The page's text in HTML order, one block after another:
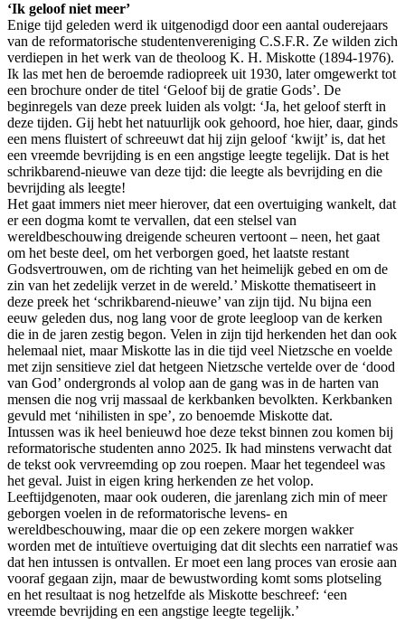
‘Ik geloof niet meer’
Enige tijd geleden werd ik uitgenodigd door een aantal ouderejaars
van de reformatorische studentenvereniging C.S.F.R. Ze wilden zich
verdiepen in het werk van de theoloog K. H. Miskotte (1894-1976).
Ik las met hen de beroemde radiopreek uit 1930, later omgewerkt tot
een brochure onder de titel ‘Geloof bij de gratie Gods’. De
beginregels van deze preek luiden als volgt: ‘Ja, het geloof sterft in
deze tijden. Gij hebt het natuurlijk ook gehoord, hoe hier, daar, ginds
een mens fluistert of schreeuwt dat hij zijn geloof ‘kwijt’ is, dat het
een vreemde bevrijding is en een angstige leegte tegelijk. Dat is het
schrikbarend-nieuwe van deze tijd: die leegte als bevrijding en die
bevrijding als leegte!
Het gaat immers niet meer hierover, dat een overtuiging wankelt, dat
er een dogma komt te vervallen, dat een stelsel van
wereldbeschouwing dreigende scheuren vertoont – neen, het gaat
om het beste deel, om het verborgen goed, het laatste restant
Godsvertrouwen, om de richting van het heimelijk gebed en om de
zin van het zedelijk verzet in de wereld.’ Miskotte thematiseert in
deze preek het ‘schrikbarend-nieuwe’ van zijn tijd. Nu bijna een
eeuw geleden dus, nog lang voor de grote leegloop van de kerken
die in de jaren zestig begon. Velen in zijn tijd herkenden het dan ook
helemaal niet, maar Miskotte las in die tijd veel Nietzsche en voelde
met zijn sensitieve ziel dat hetgeen Nietzsche vertelde over de ‘dood
van God’ ondergronds al volop aan de gang was in de harten van
mensen die nog vrij massaal de kerkbanken bevolkten. Kerkbanken
gevuld met ‘nihilisten in spe’, zo benoemde Miskotte dat.
Intussen was ik heel benieuwd hoe deze tekst binnen zou komen bij
reformatorische studenten anno 2025. Ik had minstens verwacht dat
de tekst ook vervreemding op zou roepen. Maar het tegendeel was
het geval. Juist in eigen kring herkenden ze het volop.
Leeftijdgenoten, maar ook ouderen, die jarenlang zich min of meer
geborgen voelen in de reformatorische levens- en
wereldbeschouwing, maar die op een zekere morgen wakker
worden met de intuïtieve overtuiging dat dit slechts een narratief was
dat hen intussen is ontvallen. Er moet een lang proces van erosie aan
vooraf gegaan zijn, maar de bewustwording komt soms plotseling
en het resultaat is nog hetzelfde als Miskotte beschreef: ‘een
vreemde bevrijding en een angstige leegte tegelijk.’